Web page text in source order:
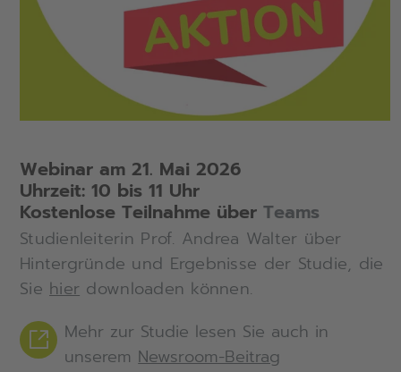
Webinar am 21. Mai 2026
Uhrzeit: 10 bis 11 Uhr
Kostenlose Teilnahme über Teams
Studienleiterin Prof. Andrea Walter über
Hintergründe und Ergebnisse der Studie, die
Siehier downloaden können.
Mehr zur Studie lesen Sie auch in
unseremNewsroom-Beitrag